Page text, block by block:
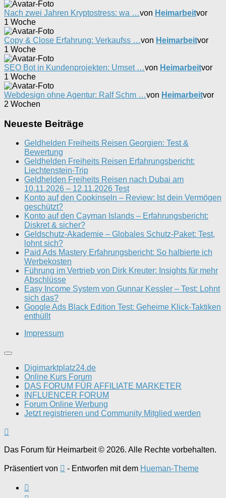
Nach zwei Jahren Kryptostress: wa …von Heimarbeitvor
1 Woche
Copy & Close Erfahrung: Verkaufss …von Heimarbeitvor
1 Woche
SEO Bot in Kundenprojekten: Umset …von Heimarbeitvor
1 Woche
Webdesign ohne Agentur: Ralf Schm …von Heimarbeitvor
2 Wochen
Neueste Beiträge
Geldhelden Freiheits Reisen Georgien: Test &
Bewertung
Geldhelden Freiheits Reisen Erfahrungsbericht:
Liechtenstein-Trip
Geldhelden Freiheits Reisen nach Dubai am
10.11.2026 – 12.11.2026 Test
Konto auf den Cookinseln – Review: Ist dein Vermögen
geschützt?
Konto auf den Cayman Islands – Erfahrungsbericht:
Diskret & sicher?
Geldschutz-Akademie – Globales Schutz-Paket: Test,
lohnt sich?
Paid Ads Mastery Erfahrungsbericht: So halbierte ich
Werbekosten
Führung im Vertrieb von Dirk Kreuter: Insights für mehr
Abschlüsse
Easy Income System von Gunnar Kessler – Test: Lohnt
sich das?
Google Ads Black Edition Test: Geheime Klick-Taktiken
enthüllt
Impressum
Digimarktplatz24.de
Online Kurs Forum
DAS FORUM FÜR AFFILIATE MARKETER
INFLUENCER FORUM
Forum Online Werbung
Jetzt registrieren und Community Mitglied werden
Das Forum für Heimarbeit © 2026. Alle Rechte vorbehalten.
Präsentiert von - Entworfen mit dem Hueman-Theme